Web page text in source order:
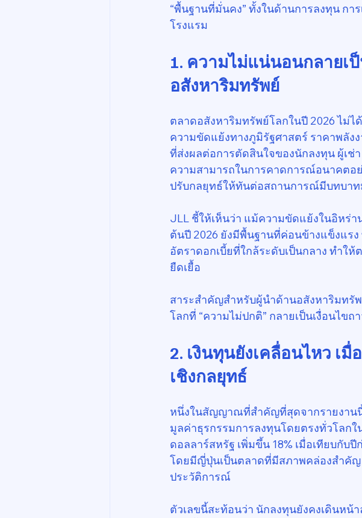
“พื้นฐานที่มั่นคง” ทั้งในด้านการลงทุน กา
โรงแรม
1. ความไม่แน่นอนกลาย
อสังหาริมทรัพย์
ตลาดอสังหาริมทรัพย์โลกในปี 2026 ไม่
ความขัดแย้งทางภูมิรัฐศาสตร์ ราคาพลัง
ที่ส่งผลต่อการตัดสินใจของนักลงทุน ผู้เ
ความสามารถในการคาดการณ์อนาคต
ปรับกลยุทธ์ให้ทันต่อสถานการณ์มีบทบา
JLL ชี้ให้เห็นว่า แม้ความขัดแย้งในอิหร่า
ต้นปี 2026 ยังมีพื้นฐานที่ค่อนข้างแข็งแรง
อัตราดอกเบี้ยที่ใกล้ระดับเป็นกลาง ทำใ
ยืดเยื้อ
สาระสำคัญสำหรับผู้นำด้านอสังหาริมทรั
โลกที่ “ความไม่ปกติ” กลายเป็นเงื่อนไขถ
2. เงินทุนยังเคลื่อนไหว เ
เชิงกลยุทธ์
หนึ่งในสัญญาณที่สำคัญที่สุดจากรายงาน
มูลค่าธุรกรรมการลงทุนโดยตรงทั่วโลก
ดอลลาร์สหรัฐ เพิ่มขึ้น 18% เมื่อเทียบกับ
โดยมีญี่ปุ่นเป็นตลาดที่มีสภาพคล่องสำคัญ
ประวัติการณ์
ตัวเลขนี้สะท้อนว่า นักลงทุนยังคงเดินหน้